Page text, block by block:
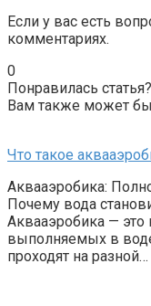
Если у вас есть
комментариях.
0
Понравилась
Вам также может
Что такое
Аквааэробика:
Почему вода
Аквааэробика —
выполняемых в
проходят на разной…